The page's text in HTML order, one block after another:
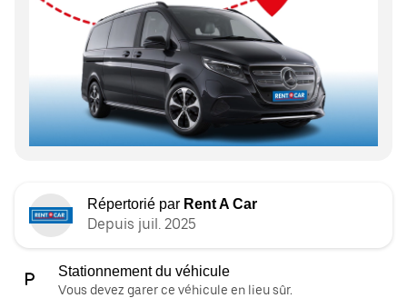
Répertorié par Rent A Car
Depuis juil. 2025
Stationnement du véhicule
Vous devez garer ce véhicule en lieu sûr.